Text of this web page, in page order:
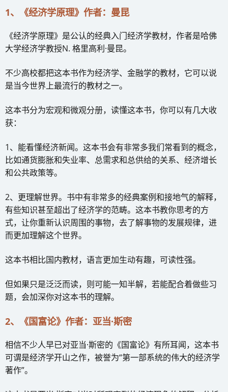
1、《经济学原理》作者：曼昆
《经济学原理》是公认的经典入门经济学教材，作者是哈佛
大学经济学教授N. 格里高利·曼昆。
不少高校都把这本书作为经济学、金融学的教材，它可以说
是当今世界上最流行的教材之一。
这本书分为宏观和微观分册，读懂这本书，你可以有几大收
获：
1、能看懂经济新闻。这本书会有非常多我们常看到的概念，
比如通货膨胀和失业率、总需求和总供给的关系、经济增长
和公共政策等。
2、更理解世界。书中有非常多的经典案例和接地气的解释，
有些知识甚至超出了经济学的范畴。这本书教你思考的方
式，让你重新认识周围的事物，去了解事物的发展规律，进
而更加理解这个世界。
这本书相比国内教材，语言更加生动有趣，可读性强。
但如果只是泛泛而读，则可能一知半解，若能配合着做些习
题，会加深你对这本书的理解。
2、《国富论》作者：亚当·斯密
相信不少人早已对亚当·斯密的《国富论》有所耳闻，这本书
可谓是经济学开山之作，被誉为“第一部系统的伟大的经济学
著作”。